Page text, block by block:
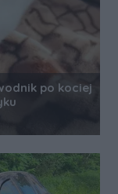
po kociej